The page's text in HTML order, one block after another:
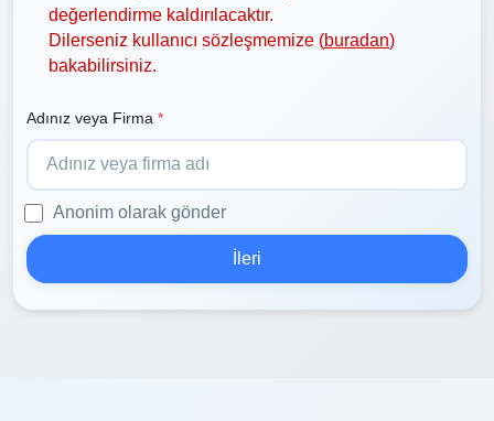
değerlendirme kaldırılacaktır.
Dilerseniz kullanıcı sözleşmemize (buradan)
bakabilirsiniz.
Adınız veya Firma *
Anonim olarak gönder
İleri